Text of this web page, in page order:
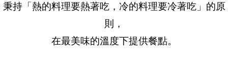
秉持「熱的料理要熱著吃，冷的料理要冷著吃」的原
則，
在最美味的溫度下提供餐點。